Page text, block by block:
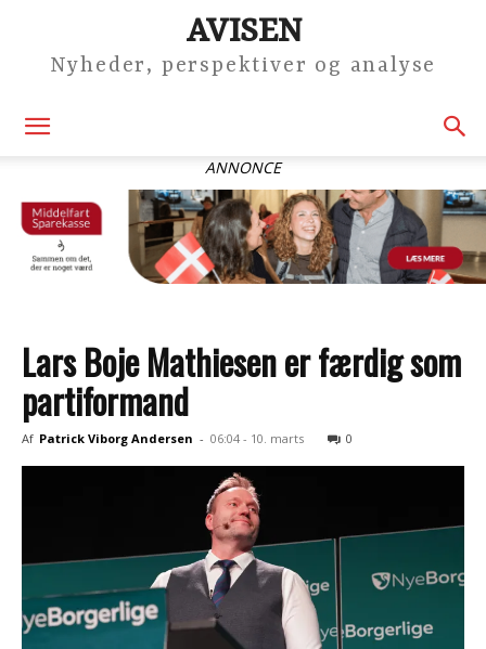
AVISEN
Nyheder, perspektiver og analyse
ANNONCE
Lars Boje Mathiesen er færdig som
partiformand
Af Patrick Viborg Andersen - 06:04 - 10. marts 0